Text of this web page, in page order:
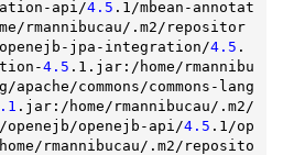
api/4.5 .1/mbean-annotat
rmannibucau/.m2/repositor
jpa-integration/4.5 .
4.5 .1.jar:/home/rmannibu
commons/commons-lang
.jar:/home/rmannibucau/.m2/
openejb-api/4.5 .1/op
rmannibucau/.m2/reposito